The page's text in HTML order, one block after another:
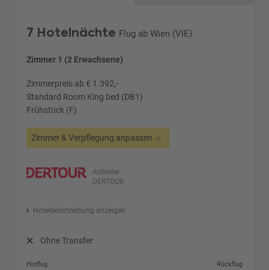
7 Hotelnächte Flug ab Wien (VIE)
Zimmer 1 (2 Erwachsene)
Zimmerpreis ab € 1.392,-
Standard Room King bed (DB1)
Frühstück (F)
Zimmer & Verpflegung anpassen
Anbieter:
DERTOUR
Hotelbeschreibung anzeigen
Ohne Transfer
Hinflug
Rückflug